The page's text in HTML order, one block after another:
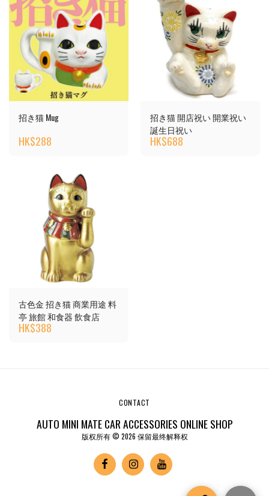
招き猫 Mug
HK$288
招き猫 開店祝い 開業祝い
誕生日祝い
HK$688
古色金 招き猫 商業用途 料
亭 旅館 和食器 飲食店
HK$388
AUTO MINI MATE CAR ACCESSORIES ONLINE SHOP
版权所有 © 2026 保留最终解释权
CONTACT